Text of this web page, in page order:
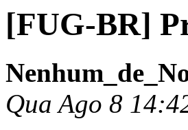
[FUG-BR]
Qua Ago 8